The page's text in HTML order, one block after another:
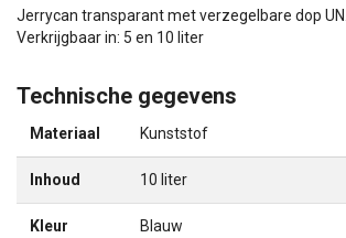
Jerrycan transparant met verzegelbare dop UN.
Verkrijgbaar in: 5 en 10 liter
Technische gegevens
Materiaal Kunststof
Inhoud 10 liter
Kleur Blauw